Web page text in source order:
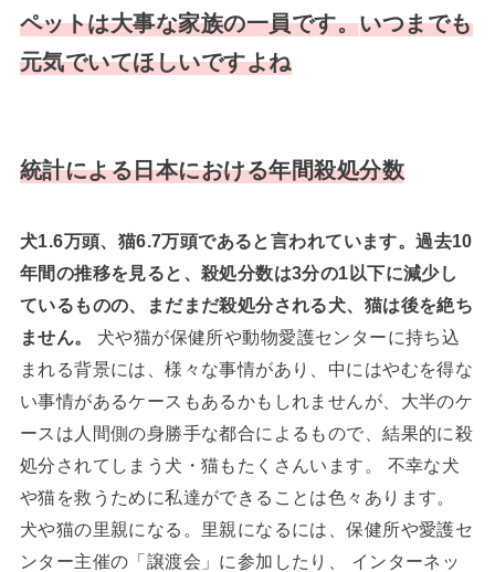
ペットは大事な家族の一員です。いつまでも
元気でいてほしいですよね
統計による日本における年間殺処分数
犬1.6万頭、猫6.7万頭であると言われています。過去10
年間の推移を見ると、殺処分数は3分の1以下に減少し
ているものの、まだまだ殺処分される犬、猫は後を絶ち
ません。
犬や猫が保健所や動物愛護センターに持ち込
まれる背景には、様々な事情があり、中にはやむを得な
い事情があるケースもあるかもしれませんが、大半のケ
ースは人間側の身勝手な都合によるもので、結果的に殺
処分されてしまう犬・猫もたくさんいます。 不幸な犬
や猫を救うために私達ができることは色々あります。
犬や猫の里親になる。里親になるには、保健所や愛護セ
ンター主催の「譲渡会」に参加したり、 インターネッ